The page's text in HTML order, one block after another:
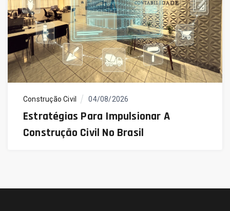
Construção Civil 04/08/2026
Estratégias Para Impulsionar A
Construção Civil No Brasil